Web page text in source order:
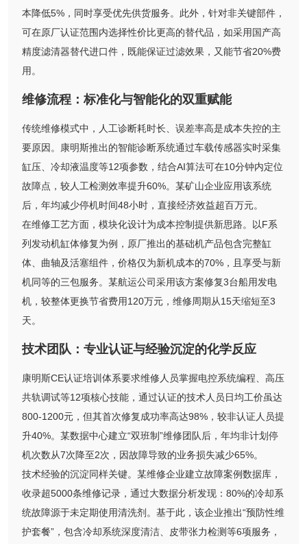
本降低5%，同时享受优先供货服务。此外，针对非关键部件，
可在原厂认证范围内选择性价比更高的替代品，如采用国产高
精度滤清器替代进口件，既能保证过滤效果，又能节省20%费
用。
维修流程：标准化与智能化的双重赋能
传统维修模式中，人工诊断耗时长、误差率高是成本失控的主
要原因。康明斯推出的智能诊断系统通过车载传感器实时采集
缸压、冷却液温度等12项参数，结合AI算法可在10分钟内定位
故障点，较人工检测效率提升60%。某矿山企业应用该系统
后，年均减少停机时间48小时，直接经济效益超百万元。
在维修工艺方面，模块化设计为成本控制提供新思路。以F系
列发动机缸体修复为例，原厂推出的基础机产品包含完整缸
体、曲轴及活塞组件，价格仅为新机成本的70%，且享受与新
机同等的三包服务。某航运公司采用该方案修复3台船用发电
机，较整体更换节省费用120万元，维修周期从15天缩短至3
天。
技术团队：专业认证与经验沉淀的化学反应
康明斯CE认证培训体系要求维修人员掌握电控系统编程、高压
共轨调试等12项核心技能，通过认证的技术人员日均工价虽达
800-1200元，但其首次修复成功率高达98%，较非认证人员提
升40%。某数据中心建立“双班制”维修团队后，年均非计划停
机次数从7次降至2次，因故障导致的业务损失减少65%。
技术经验的沉淀同样关键。某维修企业建立故障案例数据库，
收录超5000条维修记录，通过大数据分析发现：80%的冷却系
统故障源于未定期使用清洗剂。基于此，该企业推出“预防性维
护套餐”，包含冷却系统深度清洁、皮带张力检测等6项服务，